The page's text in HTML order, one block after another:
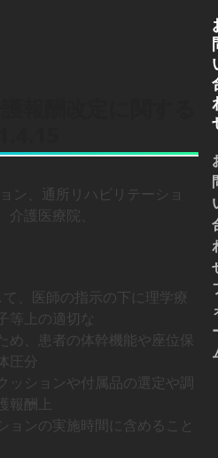
ン、通所リハビリテーショ
護医療院、
、医師の指示の下に理学療
等上の適切な
め、患者の体幹機能や座位保
圧分
ッションや付属品の選定や調
酬上
ョンの実施時間に含めること